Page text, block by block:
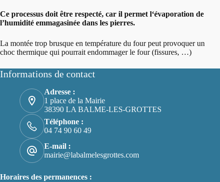
Ce processus doit être respecté, car il permet l‘évaporation de
l’humidité emmagasinée dans les pierres.
La montée trop brusque en température du four peut provoquer un
choc thermique qui pourrait endommager le four (fissures, …)
Informations de contact
Adresse :
1 place de la Mairie
38390 LA BALME-LES-GROTTES
Téléphone :
04 74 90 60 49
E-mail :
mairie@labalmelesgrottes.com
Horaires des permanences :